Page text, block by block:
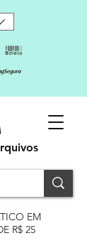
EM
R$ 25